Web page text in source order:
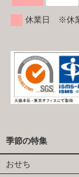
休業日 ※休業
季節の特集
おせち